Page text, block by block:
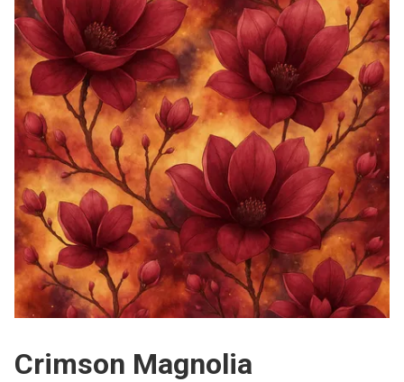
Crimson Magnolia